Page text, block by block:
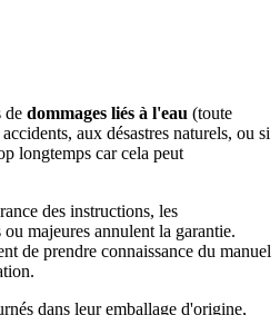
de dommages liés à l'eau (toute
aux désastres naturels, ou si
longtemps car cela peut
des instructions, les
majeures annulent la garantie.
de prendre connaissance du manuel
dans leur emballage d'origine,